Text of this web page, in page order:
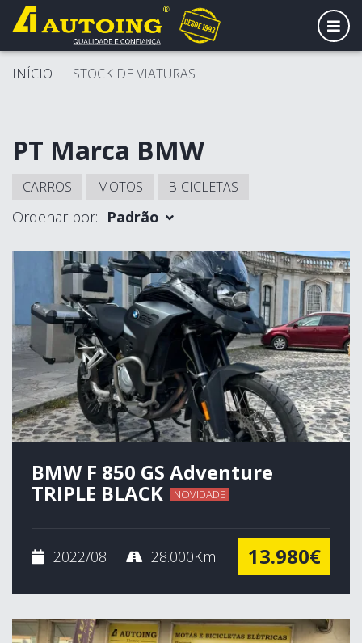
INÍCIO STOCK DE VIATURAS
PT Marca BMW
CARROS MOTOS BICICLETAS
Ordenar por: Padrão
BMW F 850 GS Adventure
TRIPLE BLACK NOVIDADE
2022/08 28.000Km 13.980€